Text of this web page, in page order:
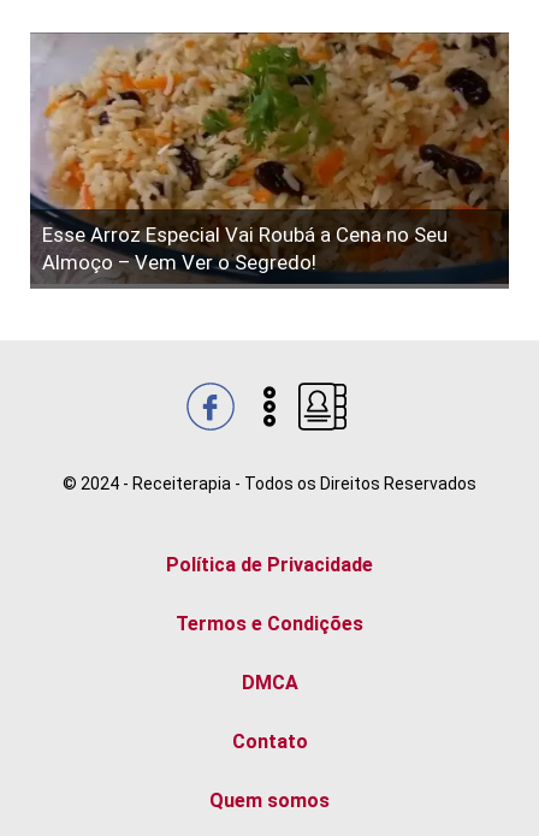
Esse Arroz Especial Vai Roubá a Cena no Seu
Almoço – Vem Ver o Segredo!
© 2024 - Receiterapia - Todos os Direitos Reservados
Quem somos
Contato
DMCA
Termos e Condições
Política de Privacidade